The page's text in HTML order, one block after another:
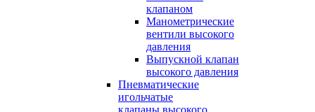
клапаном
Манометрические
вентили высокого
давления
Выпускной клапан
высокого давления
Пневматические
игольчатые
клапаны высокого